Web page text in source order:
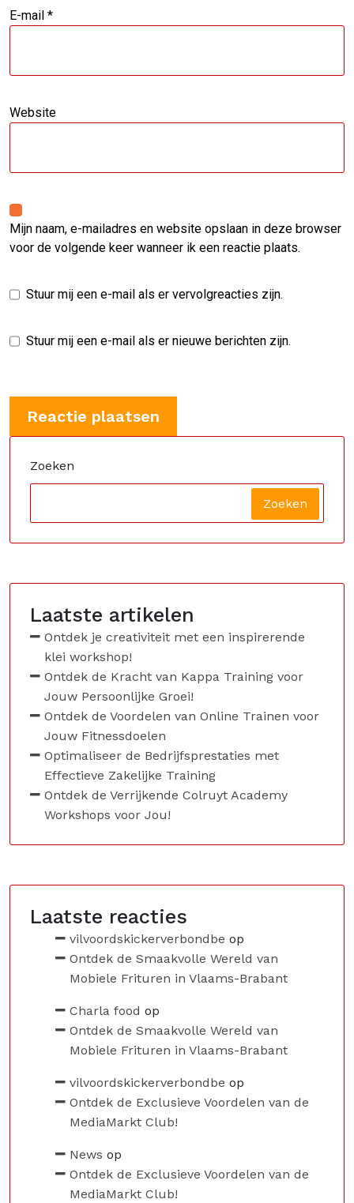
E-mail *
Website
Mijn naam, e-mailadres en website opslaan in deze browser
voor de volgende keer wanneer ik een reactie plaats.
Stuur mij een e-mail als er vervolgreacties zijn.
Stuur mij een e-mail als er nieuwe berichten zijn.
Zoeken
Zoeken
Laatste artikelen
Ontdek je creativiteit met een inspirerende
klei workshop!
Ontdek de Kracht van Kappa Training voor
Jouw Persoonlijke Groei!
Ontdek de Voordelen van Online Trainen voor
Jouw Fitnessdoelen
Optimaliseer de Bedrijfsprestaties met
Effectieve Zakelijke Training
Ontdek de Verrijkende Colruyt Academy
Workshops voor Jou!
Laatste reacties
vilvoordskickerverbondbe op
Ontdek de Smaakvolle Wereld van
Mobiele Frituren in Vlaams-Brabant
Charla food op
Ontdek de Smaakvolle Wereld van
Mobiele Frituren in Vlaams-Brabant
vilvoordskickerverbondbe op
Ontdek de Exclusieve Voordelen van de
MediaMarkt Club!
News op
Ontdek de Exclusieve Voordelen van de
MediaMarkt Club!